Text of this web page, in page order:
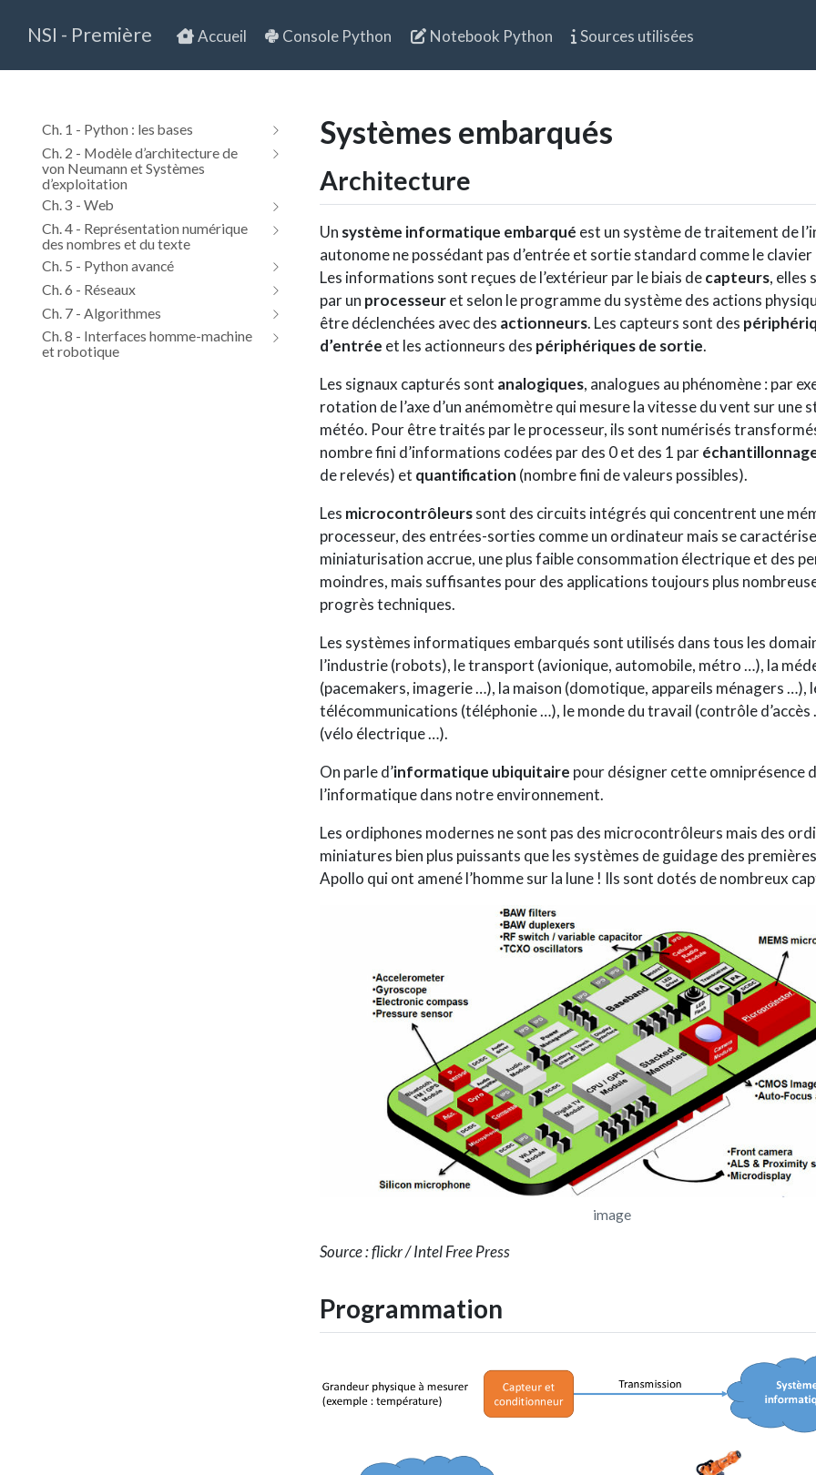
NSI - Première Accueil Console Python Notebook Python Sources utilisées
Ch. 1 - Python : les bases
Ch. 2 - Modèle d’architecture de
von Neumann et Systèmes
d’exploitation
Ch. 3 - Web
Ch. 4 - Représentation numérique
des nombres et du texte
Ch. 5 - Python avancé
Ch. 6 - Réseaux
Ch. 7 - Algorithmes
Ch. 8 - Interfaces homme-machine
et robotique
Systèmes embarqués
Architecture
Un système informatique embarqué est un système de traitement de
autonome ne possédant pas d’entrée et sortie standard comme le clavier
Les informations sont reçues de l’extérieur par le biais decapteurs, elles
par un processeuret selon le programme du système des actions
être déclenchées avec des actionneurs. Les capteurs sont des
d’entrée et les actionneurs des périphériques de sortie.
Les signaux capturés sont analogiques, analogues au phénomène : par
rotation de l’axe d’un anémomètre qui mesure la vitesse du vent sur une
météo. Pour être traités par le processeur, ils sont numérisés
nombre fini d’informations codées par des 0 et des 1 par
de relevés) et quantification (nombre fini de valeurs possibles).
Les microcontrôleurssont des circuits intégrés qui concentrent une
processeur, des entrées-sorties comme un ordinateur mais se
miniaturisation accrue, une plus faible consommation électrique et des
moindres, mais suffisantes pour des applications toujours plus
progrès techniques.
Les systèmes informatiques embarqués sont utilisés dans tous les
l’industrie (robots), le transport (avionique, automobile, métro …), la
(pacemakers, imagerie …), la maison (domotique, appareils ménagers …),
télécommunications (téléphonie …), le monde du travail (contrôle d’accès
(vélo électrique …).
On parle d’informatique ubiquitaire pour désigner cette omniprésence
l’informatique dans notre environnement.
Les ordiphones modernes ne sont pas des microcontrôleurs mais des
miniatures bien plus puissants que les systèmes de guidage des
Apollo qui ont amené l’homme sur la lune ! Ils sont dotés de nombreux
image
Source : flickr / Intel Free Press
Programmation